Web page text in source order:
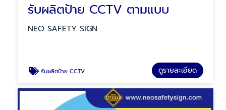
รับผลิตป้าย CCTV ตามแบบ
NEO SAFETY SIGN
รับผลิตป้าย CCTV ดูรายละเอียด